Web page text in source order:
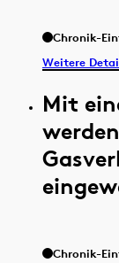
Chronik-
Weitere
Mit
Chronik-